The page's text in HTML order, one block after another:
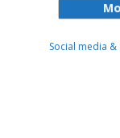
Social media